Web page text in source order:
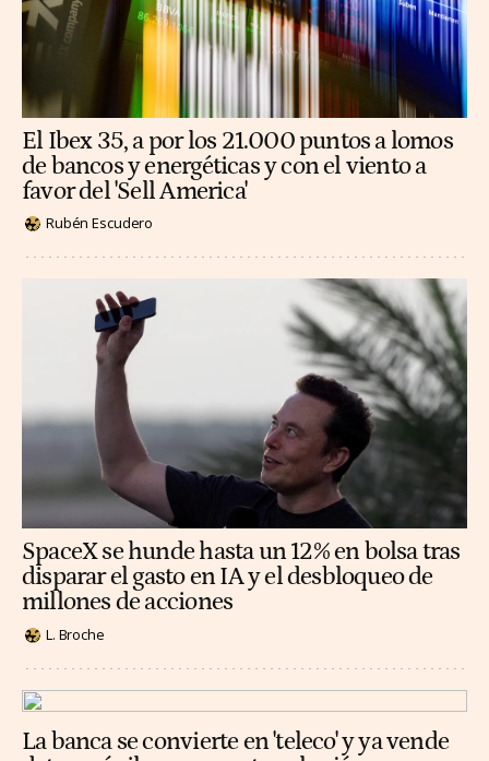
El Ibex 35, a por los 21.000 puntos a lomos
de bancos y energéticas y con el viento a
favor del 'Sell America'
Rubén Escudero
SpaceX se hunde hasta un 12% en bolsa tras
disparar el gasto en IA y el desbloqueo de
millones de acciones
L. Broche
La banca se convierte en 'teleco' y ya vende